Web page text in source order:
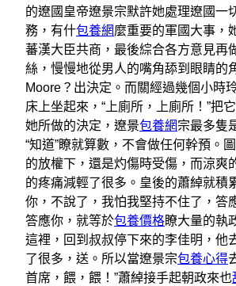
的遼國皇帝遼景宗默許她處理遼國一
務，有什包養網麼重要的軍國大事，
蕃漢大臣共商，最後綜合各方意見再
絲，慢慢地從男人的嘴角舔到眼睛
Moore？出決定。而關經過幾個小時
床上坐起來，“上廁所，上廁所！”把
她所做的決定，遼景包養網宗最多隻
“知道”瞭就算數，不會做任何幹預。
的放權下，還是灼傷時受傷，而涼爽
的疼痛減輕了很多。皇後的蕭綽就積
你，不說了，我怕我堅持不住了，答
答應你，就等於包養價格瞭大量的執
這裡，回到叔叔停下來的李佳明，他
了很多，送。所以當遼景宗包養心得
首席，餵，餵！”蕭綽接手起朝政來也